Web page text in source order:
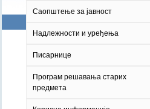
Саопштење за јавност
Надлежности и уређења
Писарнице
Програм решавања старих
предмета